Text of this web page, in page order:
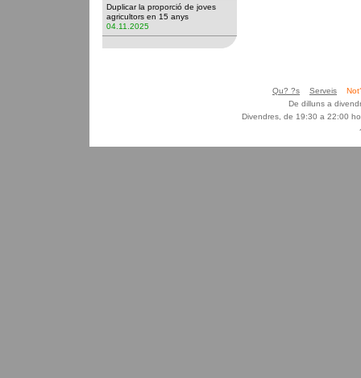
Duplicar la proporció de joves
agricultors en 15 anys
04.11.2025
Qu? ?s Serveis
De dilluns a
Divendres, de 19:30 a 22:00